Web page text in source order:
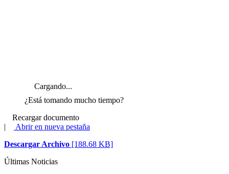
Cargando...
¿Está tomando mucho tiempo?
Recargar documento
|
Abrir en nueva pestaña
Descargar Archivo [188.68 KB]
Últimas Noticias